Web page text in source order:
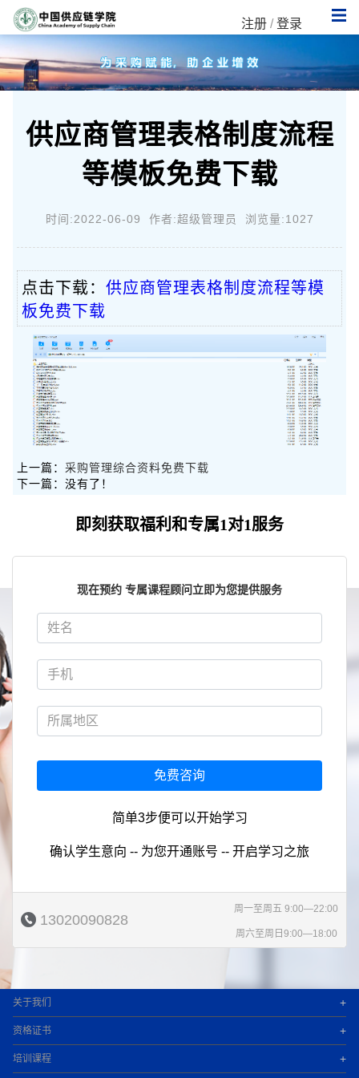
注册 /登录
供应商管理表格制度流程
等模板免费下载
时间:2022-06-09 作者:超级管理员 浏览量:1027
点击下载： 供应商管理表格制度流程等模
板免费下载
上一篇： 采购管理综合资料免费下载
下一篇：没有了！
即刻获取福利和专属1对1服务
现在预约 专属课程顾问立即为您提供服务
免费咨询
简单3步便可以开始学习
确认学生意向 -- 为您开通账号 -- 开启学习之旅
13020090828
周一至周五 9:00—22:00
周六至周日9:00—18:00
关于我们 +
资格证书 +
培训课程 +